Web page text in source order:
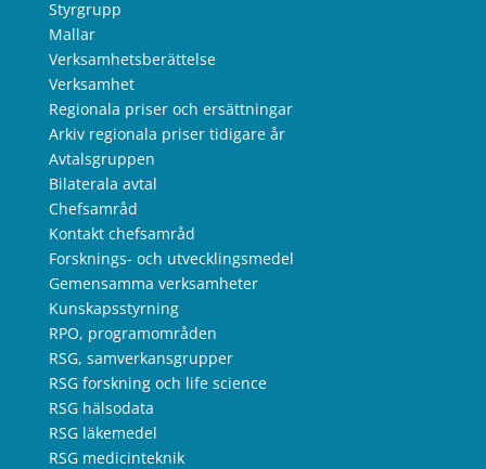
Styrgrupp
Mallar
Verksamhetsberättelse
Verksamhet
Regionala priser och ersättningar
Arkiv regionala priser tidigare år
Avtalsgruppen
Bilaterala avtal
Chefsamråd
Kontakt chefsamråd
Forsknings- och utvecklingsmedel
Gemensamma verksamheter
Kunskapsstyrning
RPO, programområden
RSG, samverkansgrupper
RSG forskning och life science
RSG hälsodata
RSG läkemedel
RSG medicinteknik